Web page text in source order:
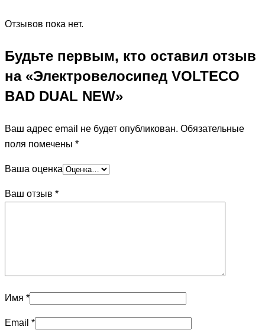
Отзывов пока нет.
Будьте первым, кто оставил отзыв
на «Электровелосипед VOLTECO
BAD DUAL NEW»
Ваш адрес email не будет опубликован. Обязательные
поля помечены *
Ваша оценка
Ваш отзыв *
Имя *
Email *